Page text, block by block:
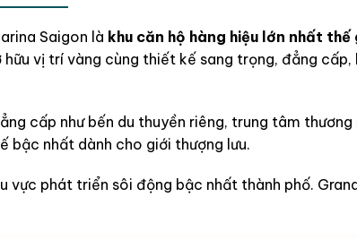
Saigon là khu căn hộ hàng hiệu lớn nhất thế
vị trí vàng cùng thiết kế sang trọng, đẳng cấp,
cấp như bến du thuyền riêng, trung tâm thương
bậc nhất dành cho giới thượng lưu.
phát triển sôi động bậc nhất thành phố.